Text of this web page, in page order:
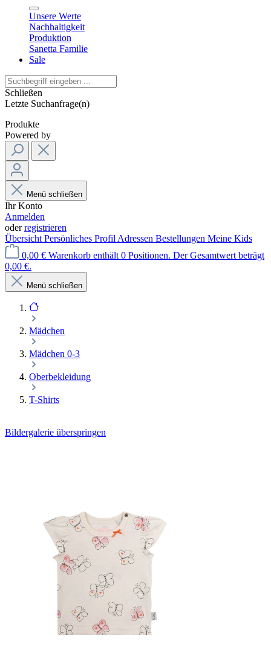
Unsere Werte
Nachhaltigkeit
Produktion
Sanetta Familie
Sale
Schließen
Letzte Suchanfrage(n)
Produkte
Powered by
Menü schließen
Ihr Konto
Anmelden
oderregistrieren
Übersicht Persönliches Profil Adressen Bestellungen Meine Kids
0,00 € Warenkorb enthält 0 Positionen. Der Gesamtwert beträgt
0,00 €.
Menü schließen
Mädchen
Mädchen 0-3
Oberbekleidung
T-Shirts
Bildergalerie überspringen